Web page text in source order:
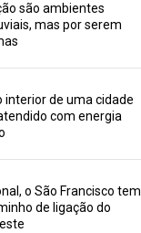
são ambientes
mas por serem
interior de uma cidade
com energia
o São Francisco tem
de ligação do